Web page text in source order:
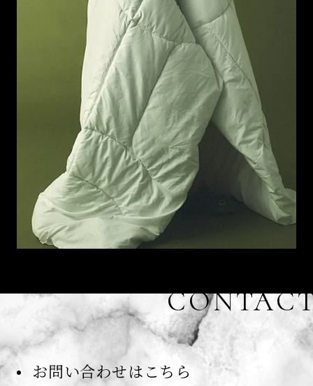
お問い合わせはこちら